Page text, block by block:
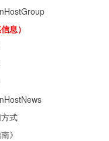
息）
式
》